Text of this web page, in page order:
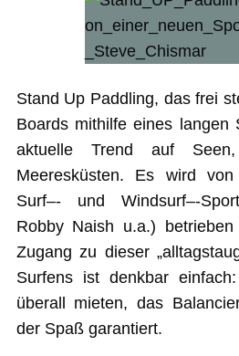
Stand Up Paddling, das frei
Boards mithilfe eines langen
aktuelle Trend auf
Meeresküsten. Es wird
Surf–‐ und
Robby Naish u.a.)
Zugang zu dieser
Surfens ist denkbar
überall mieten, das
der Spaß garantiert.